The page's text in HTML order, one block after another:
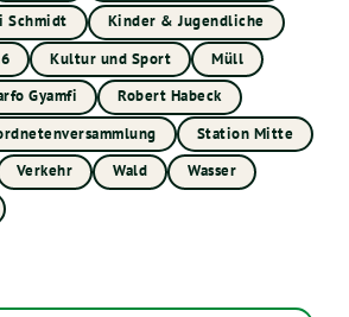
Schmidt
Kinder & Jugendliche
Kultur und Sport
Müll
Gyamfi
Robert Habeck
Station Mitte
Verkehr Wald
Wasser